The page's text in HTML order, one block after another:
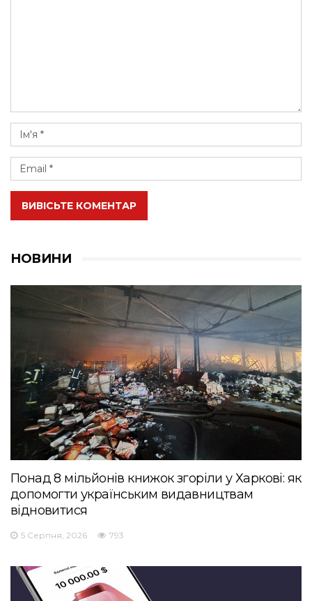
ВИВІСЬТЕ КОМЕНТАР
НОВИНИ
Понад 8 мільйонів книжок згоріли у Харкові: як
допомогти українським видавництвам
відновитися
5 Серпня, 2026 793